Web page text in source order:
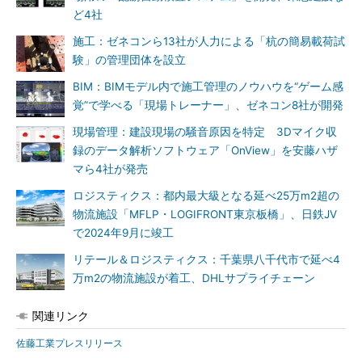
ど4社
施工：ゼネコンら13社が人力による「杭の簡易載荷試
験」の管理団体を設立
BIM：BIMモデル内で施工管理のノウハウを“ゲーム感
覚”で学べる「現場トレーナー」、ゼネコン8社が開発
現場管理：建設現場の騒音原因を特定 3Dマイク収
録のデータ解析ソフトウェア「OnView」を安藤ハザ
マら4社が発売
ロジスティクス：都内最大級となる延べ25万m2超の
物流施設「MFLP・LOGIFRONT東京板橋」、日鉄JV
で2024年9月に竣工
リテール＆ロジスティクス：千葉県八千代市で延べ4
万m2の物流施設が着工、DHLサプライチェーン
関連リンク
佐藤工業プレスリリース